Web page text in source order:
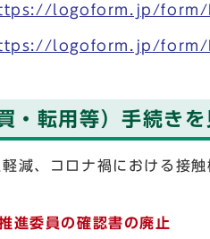
logoform.jp/form/
logoform.jp/form/
・転用等）手続きを
減、コロナ禍における接
進委員の確認書の廃止